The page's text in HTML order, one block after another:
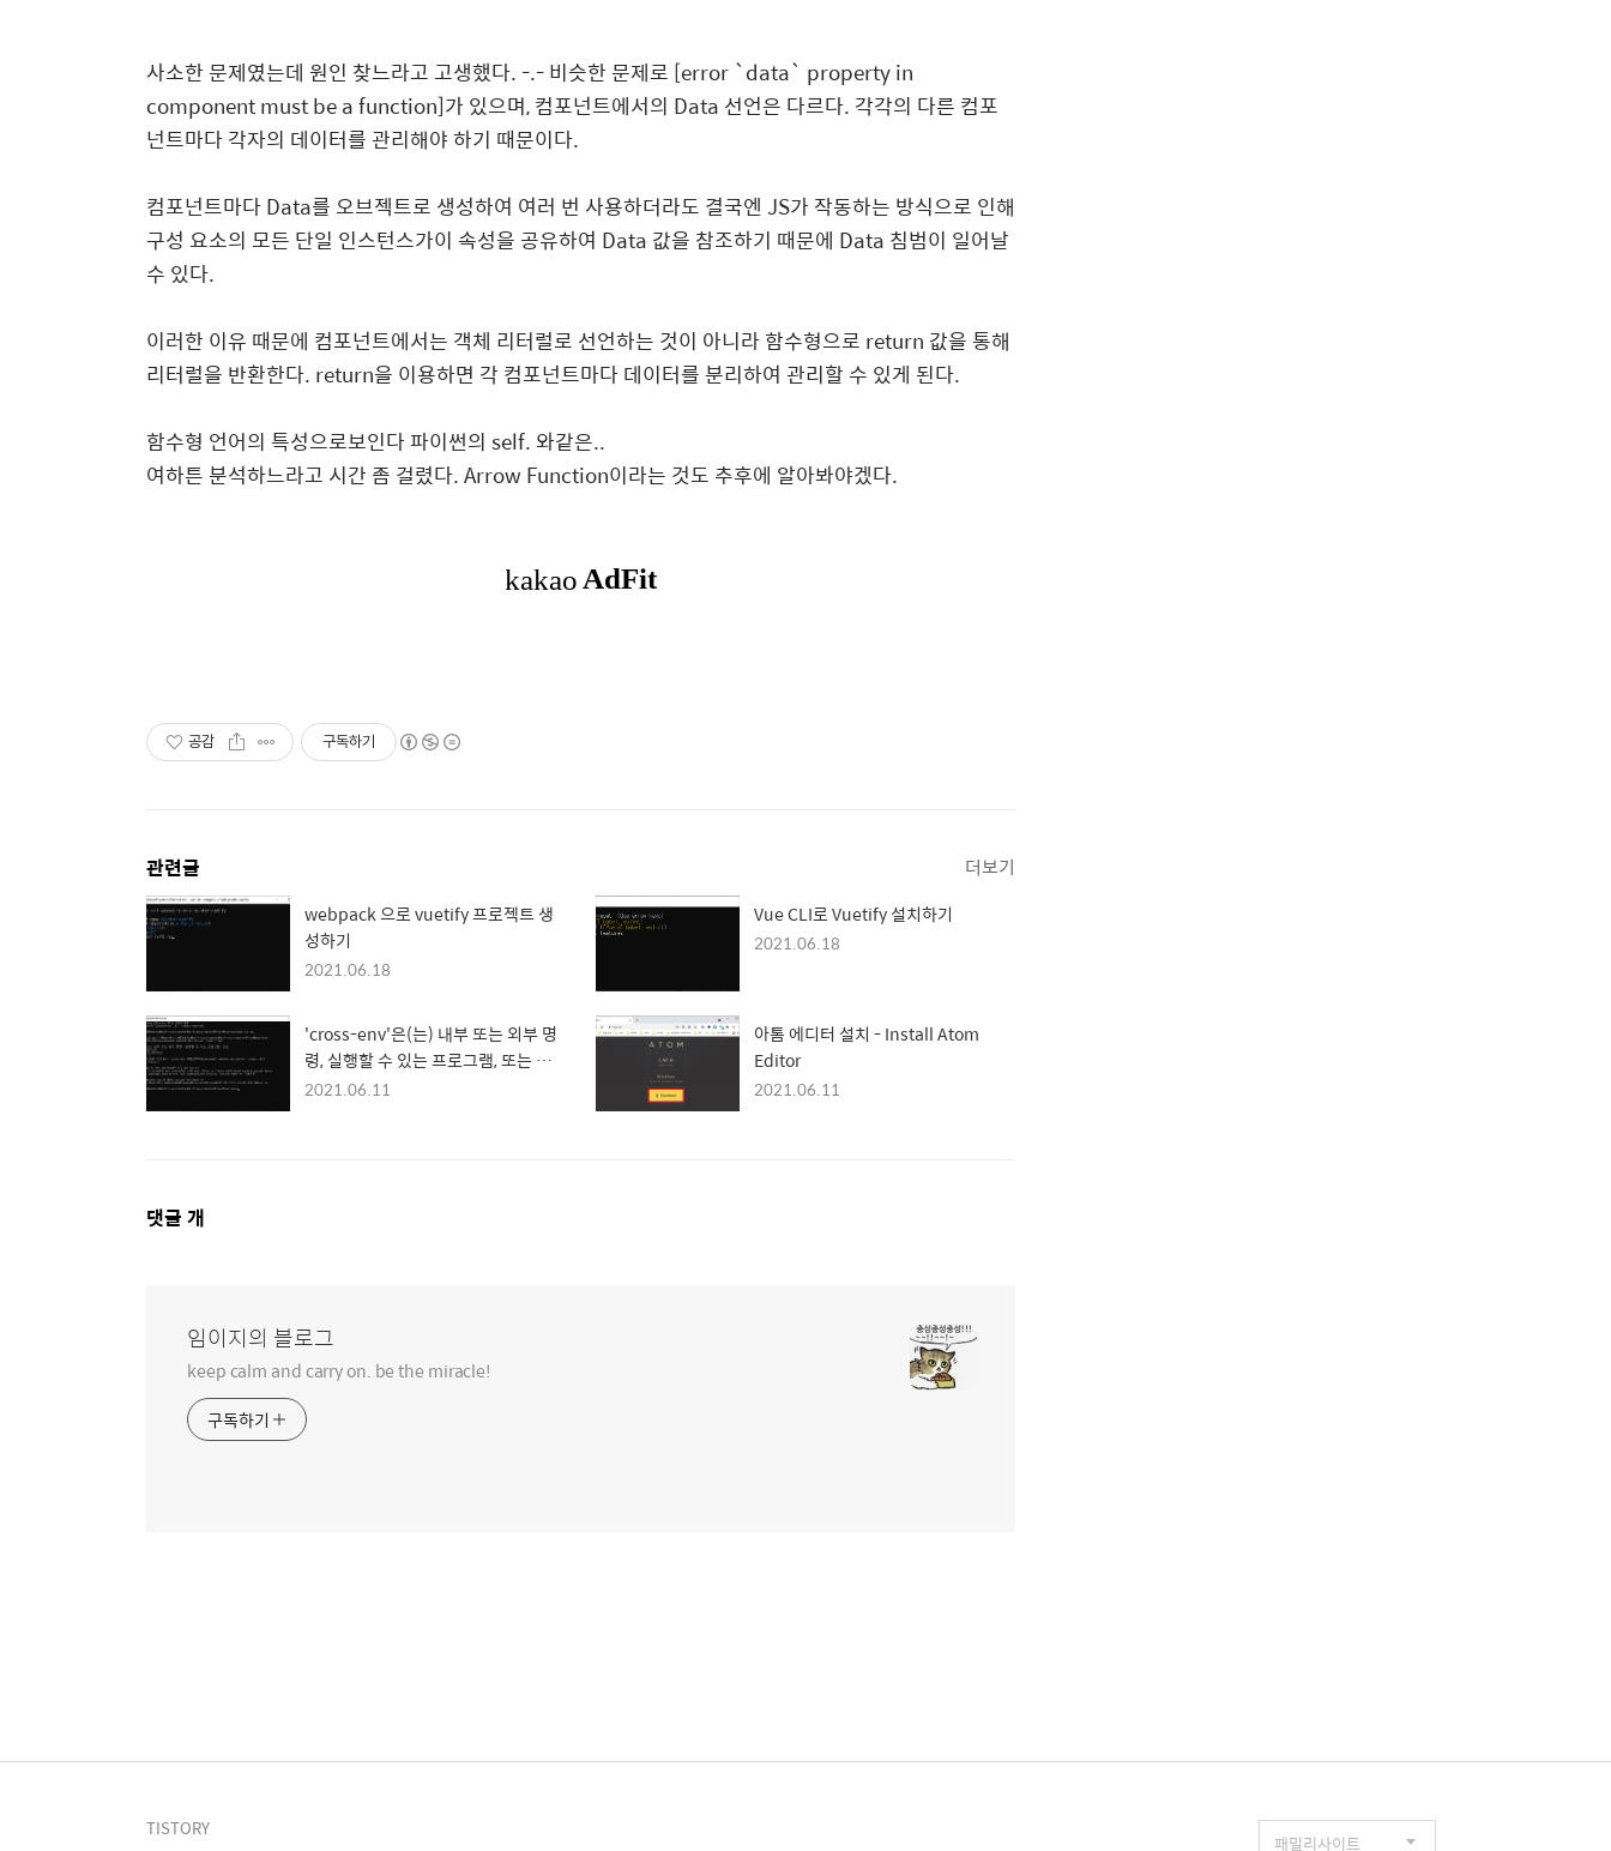
사소한 문제였는데 원인 찾느라고 고생했다. -.- 비슷한 문제로 [error `data` property in
component must be a function]가 있으며, 컴포넌트에서의 Data 선언은 다르다. 각각의 다른 컴포
넌트마다 각자의 데이터를 관리해야 하기 때문이다.
컴포넌트마다 Data를 오브젝트로 생성하여 여러 번 사용하더라도 결국엔 JS가 작동하는 방식으로 인해
구성 요소의 모든 단일 인스턴스가이 속성을 공유하여 Data 값을 참조하기 때문에 Data 침범이 일어날
수 있다.
이러한 이유 때문에 컴포넌트에서는 객체 리터럴로 선언하는 것이 아니라 함수형으로 return 값을 통해
리터럴을 반환한다. return을 이용하면 각 컴포넌트마다 데이터를 분리하여 관리할 수 있게 된다.
함수형 언어의 특성으로보인다 파이썬의 self. 와같은..
여하튼 분석하느라고 시간 좀 걸렸다. Arrow Function이라는 것도 추후에 알아봐야겠다.
공감 구독하기
관련글 더보기
webpack 으로 vuetify 프로젝트 생
성하기
2021.06.18
Vue CLI로 Vuetify 설치하기
2021.06.18
'cross-env'은(는) 내부 또는 외부 명
령, 실행할 수 있는 프로그램, 또는 배
치 파일이 아닙니다.
2021.06.11
아톰 에디터 설치 - Install Atom
Editor
2021.06.11
댓
댓글 개
임이지의 블로그
keep calm and carry on. be the miracle!
구독하기
TISTORY